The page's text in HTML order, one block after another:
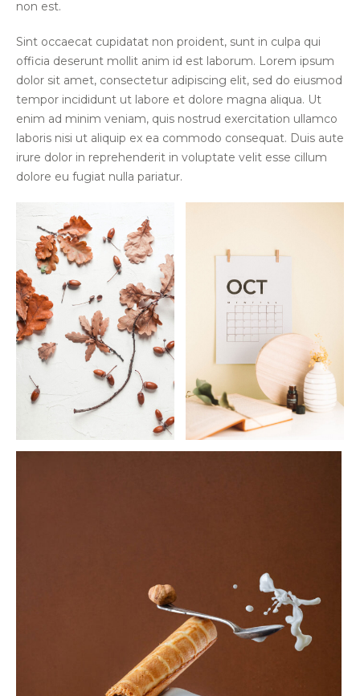
non est.
Sint occaecat cupidatat non proident, sunt in culpa qui
officia deserunt mollit anim id est laborum. Lorem ipsum
dolor sit amet, consectetur adipiscing elit, sed do eiusmod
tempor incididunt ut labore et dolore magna aliqua. Ut
enim ad minim veniam, quis nostrud exercitation ullamco
laboris nisi ut aliquip ex ea commodo consequat. Duis aute
irure dolor in reprehenderit in voluptate velit esse cillum
dolore eu fugiat nulla pariatur.